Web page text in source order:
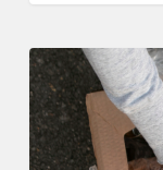
Actie
Voedselbank
groot
succes